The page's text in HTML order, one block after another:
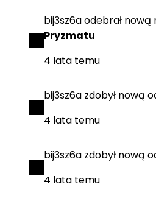
bij3sz6aodebrał nową
Pryzmatu
4 lata temu
bij3sz6a zdobył nową
4 lata temu
bij3sz6a zdobył nową
4 lata temu